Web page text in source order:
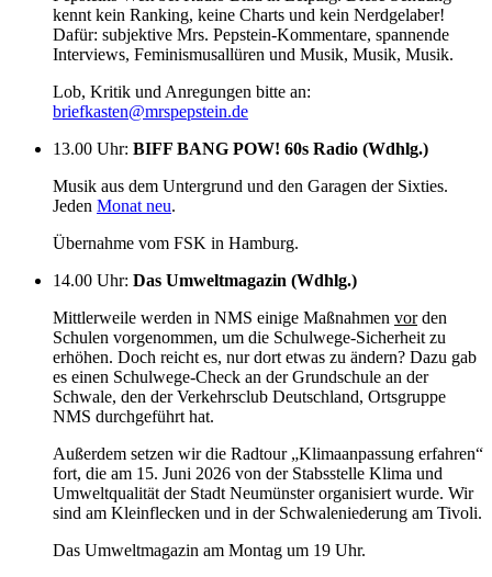
kennt kein Ranking, keine Charts und kein Nerdgelaber!
Dafür: subjektive Mrs. Pepstein-Kommentare, spannende
Interviews, Feminismusallüren und Musik, Musik, Musik.
Lob, Kritik und Anregungen bitte an:
briefkasten@mrspepstein.de
13.00 Uhr: BIFF BANG POW! 60s Radio (Wdhlg.)
Musik aus dem Untergrund und den Garagen der Sixties.
Jeden Monat neu.
Übernahme vom FSK in Hamburg.
14.00 Uhr: Das Umweltmagazin (Wdhlg.)
Mittlerweile werden in NMS einige Maßnahmen vorden
Schulen vorgenommen, um die Schulwege-Sicherheit zu
erhöhen. Doch reicht es, nur dort etwas zu ändern? Dazu gab
es einen Schulwege-Check an der Grundschule an der
Schwale, den der Verkehrsclub Deutschland, Ortsgruppe
NMS durchgeführt hat.
Außerdem setzen wir die Radtour „Klimaanpassung erfahren“
fort, die am 15. Juni 2026 von der Stabsstelle Klima und
Umweltqualität der Stadt Neumünster organisiert wurde. Wir
sind am Kleinflecken und in der Schwaleniederung am Tivoli.
Das Umweltmagazin am Montag um 19 Uhr.